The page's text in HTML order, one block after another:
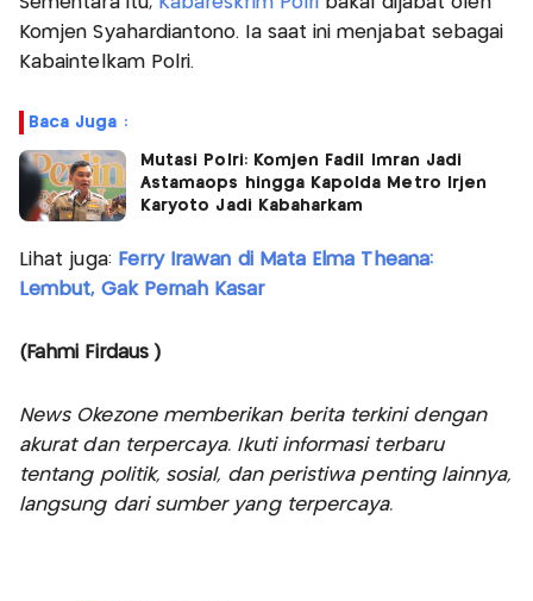
Komjen Syahardiantono. Ia saat ini menjabat sebagai
Kabaintelkam Polri.
Baca Juga :
Mutasi Polri: Komjen Fadil Imran Jadi
Astamaops hingga Kapolda Metro Irjen
Karyoto Jadi Kabaharkam
Lihat juga: Ferry Irawan di Mata Elma Theana:
Lembut, Gak Pernah Kasar
(Fahmi Firdaus )
News Okezone memberikan berita terkini dengan
akurat dan terpercaya. Ikuti informasi terbaru
tentang politik, sosial, dan peristiwa penting lainnya,
langsung dari sumber yang terpercaya.